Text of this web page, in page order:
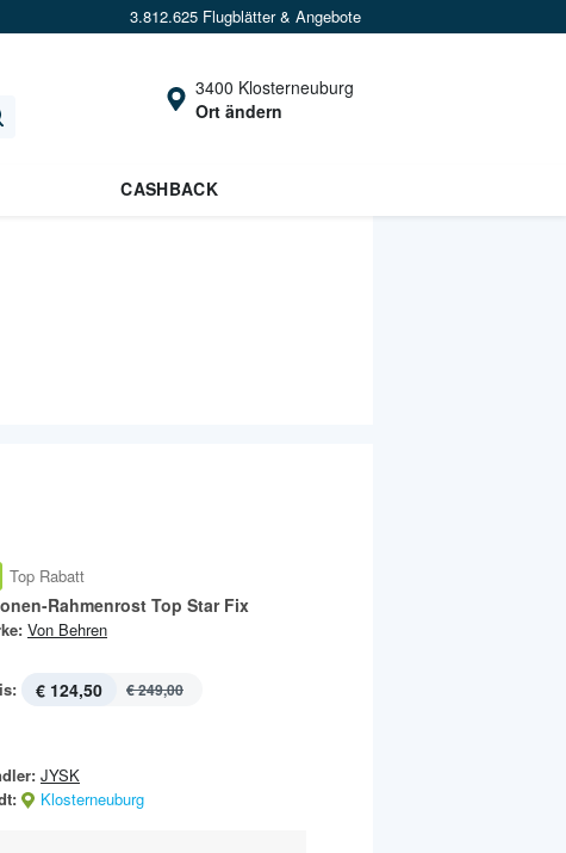
3.812.625 Flugblätter & Angebote
3400 Klosterneuburg
Ort ändern
CASHBACK
Top Rabatt
Rahmenrost Top Star Fix
Von Behren
€ 124,50 € 249,00
JYSK
Klosterneuburg